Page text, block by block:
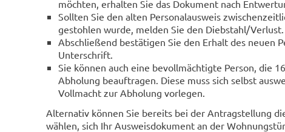
möchten, erhalten Sie das Dokument nach
Sollten Sie den alten Personalausweis
gestohlen wurde, melden Sie den Diebstahl/Verlust.
Abschließend bestätigen Sie den Erhalt des neuen
Unterschrift.
Sie können auch eine bevollmächtigte Person, die
Abholung beauftragen. Diese muss sich selbst
Vollmacht zur Abholung vorlegen.
Alternativ können Sie bereits bei der Antragstellung
wählen, sich Ihr Ausweisdokument an der